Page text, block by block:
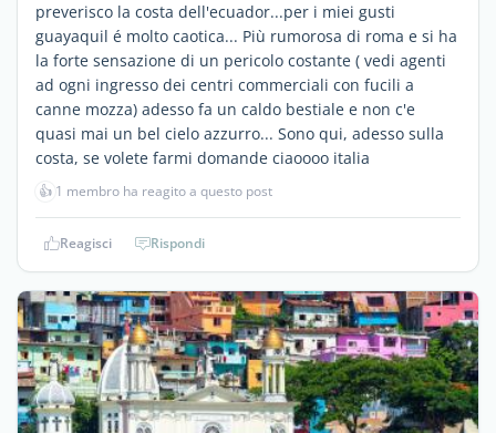
preverisco la costa dell'ecuador...per i miei gusti
guayaquil é molto caotica... Più rumorosa di roma e si ha
la forte sensazione di un pericolo costante ( vedi agenti
ad ogni ingresso dei centri commerciali con fucili a
canne mozza) adesso fa un caldo bestiale e non c'e
quasi mai un bel cielo azzurro... Sono qui, adesso sulla
costa, se volete farmi domande ciaoooo italia
👍 1 membro ha reagito a questo post
Reagisci Rispondi